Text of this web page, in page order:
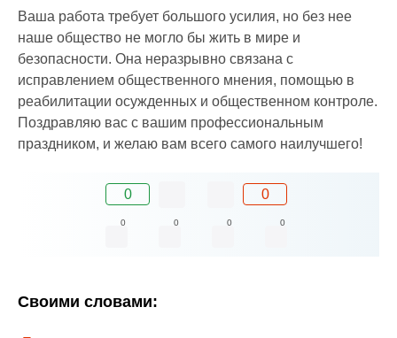
Ваша работа требует большого усилия, но без нее
наше общество не могло бы жить в мире и
безопасности. Она неразрывно связана с
исправлением общественного мнения, помощью в
реабилитации осужденных и общественном контроле.
Поздравляю вас с вашим профессиональным
праздником, и желаю вам всего самого наилучшего!
0 0
0 0 0 0
Своими словами: